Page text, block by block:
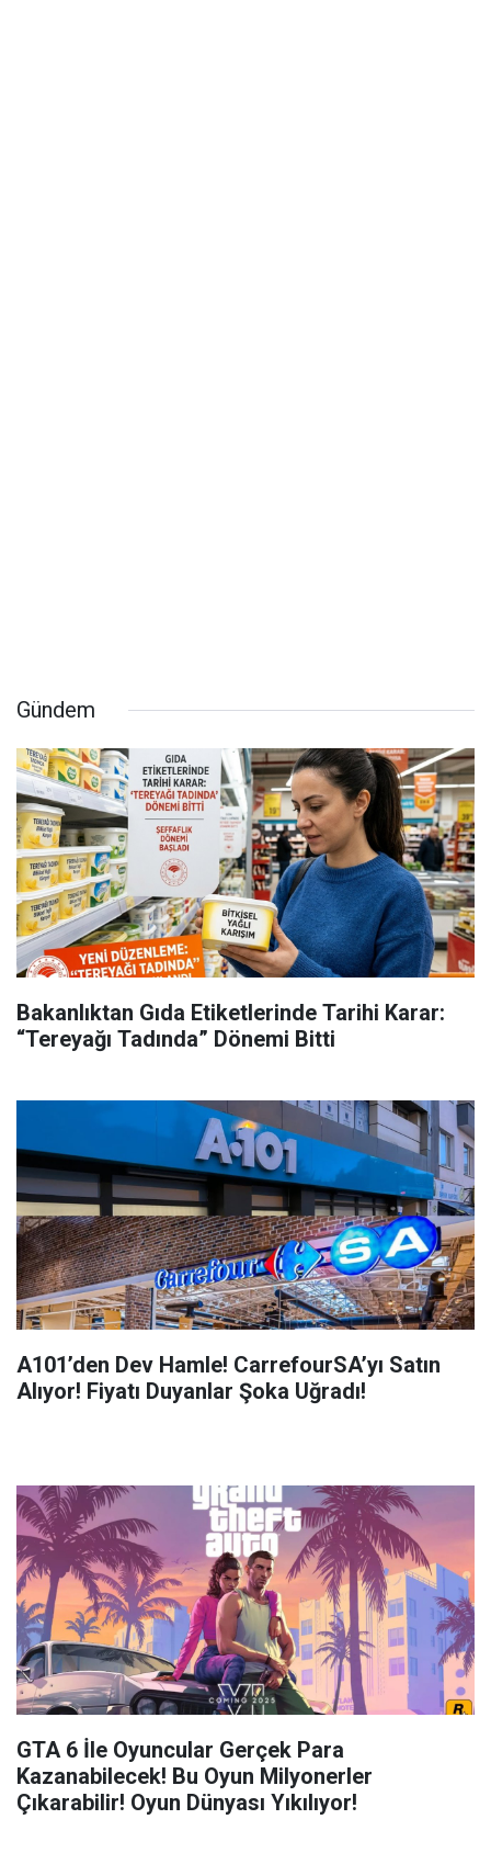
Gündem
Bakanlıktan Gıda Etiketlerinde Tarihi Karar:
“Tereyağı Tadında” Dönemi Bitti
A101’den Dev Hamle! CarrefourSA’yı Satın
Alıyor! Fiyatı Duyanlar Şoka Uğradı!
GTA 6 İle Oyuncular Gerçek Para
Kazanabilecek! Bu Oyun Milyonerler
Çıkarabilir! Oyun Dünyası Yıkılıyor!